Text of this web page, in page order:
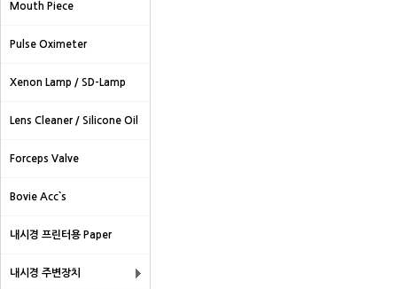
Mouth Piece
Pulse Oximeter
Xenon Lamp / SD-Lamp
Lens Cleaner / Silicone Oil
Forceps Valve
Bovie Acc`s
내시경 프린터용 Paper
내시경 주변장치